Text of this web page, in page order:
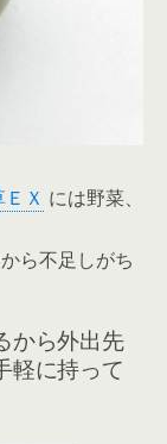
Ｘ には野菜、
ら不足しがち
から外出先
軽に持って